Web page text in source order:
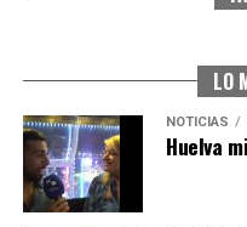
SEXTA CORRIDA DE
LO
NOTICIAS
Huelva